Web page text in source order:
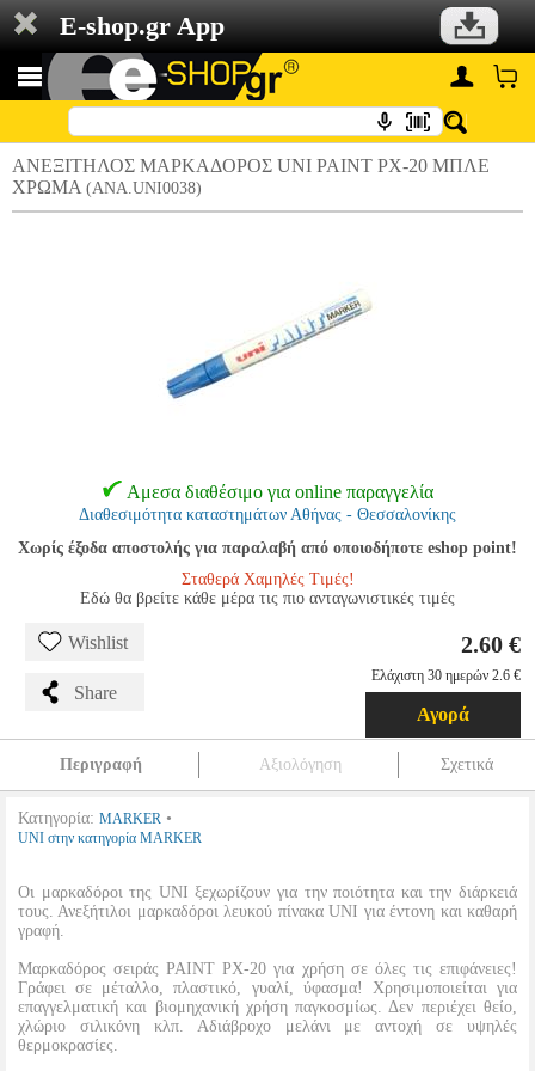
E-shop.gr App
ΑΝΕΞΙΤΗΛΟΣ ΜΑΡΚΑΔΟΡΟΣ UNI ΡΑΙΝΤ PX-20 ΜΠΛΕ
ΧΡΩΜΑ (ANA.UNI0038)
Αμεσα διαθέσιμο για online παραγγελία
Διαθεσιμότητα καταστημάτων Αθήνας - Θεσσαλονίκης
Χωρίς έξοδα αποστολής για παραλαβή από οποιοδήποτε eshop point!
Σταθερά Χαμηλές Τιμές!
Εδώ θα βρείτε κάθε μέρα τις πιο ανταγωνιστικές τιμές
Wishlist
Share
2.60 €
Ελάχιστη 30 ημερών 2.6 €
Αγορά
Περιγραφή Αξιολόγηση Σχετικά
Κατηγορία: MARKER •
UNI στην κατηγορία MARKER
Οι μαρκαδόροι της UNI ξεχωρίζουν για την ποιότητα και την διάρκειά
τους. Ανεξήτιλοι μαρκαδόροι λευκού πίνακα UNI για έντονη και καθαρή
γραφή.
Μαρκαδόρος σειράς PAINT PX-20 για χρήση σε όλες τις επιφάνειες!
Γράφει σε μέταλλο, πλαστικό, γυαλί, ύφασμα! Χρησιμοποιείται για
επαγγελματική και βιομηχανική χρήση παγκοσμίως. Δεν περιέχει θείο,
χλώριο σιλικόνη κλπ. Αδιάβροχο μελάνι με αντοχή σε υψηλές
θερμοκρασίες.